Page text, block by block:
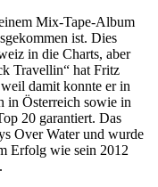
Mix-Tape-Album
ist. Dies
in die Charts, aber
Travellin“ hat Fritz
damit konnte er in
in Österreich sowie in
20 garantiert. Das
Over Water und wurde
Erfolg wie sein 2012